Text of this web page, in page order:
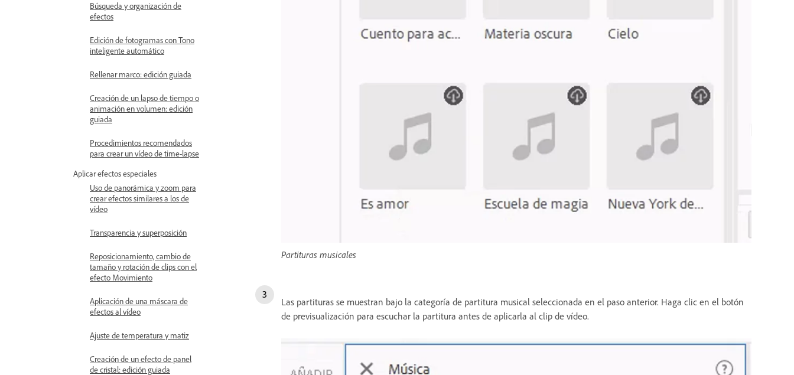
Búsqueda y organización de
efectos
Edición de fotogramas con Tono
inteligente automático
Rellenar marco: edición guiada
Creación de un lapso de tiempo o
animación en volumen: edición
guiada
Procedimientos recomendados
para crear un vídeo de time-lapse
Aplicar efectos especiales
Uso de panorámica y zoom para
crear efectos similares a los de
vídeo
Transparencia y superposición
Reposicionamiento, cambio de
tamaño y rotación de clips con el
efecto Movimiento
Aplicación de una máscara de
efectos al vídeo
Ajuste de temperatura y matiz
Creación de un efecto de panel
de cristal: edición guiada
Partituras musicales
Las partituras se muestran bajo la categoría de partitura musical seleccionada en el paso anterior. Haga clic en el botón
de previsualización para escuchar la partitura antes de aplicarla al clip de vídeo.